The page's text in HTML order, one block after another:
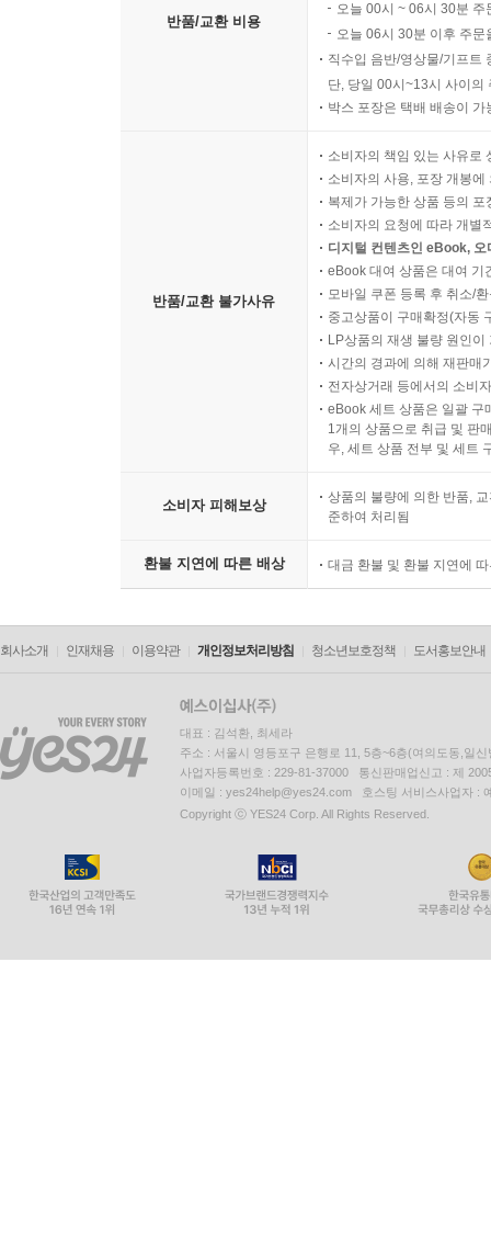
반품/교환 비용
오늘 00시 ~ 06시 30분
오늘 06시 30분 이후 주
직수입 음반/영상물/기프트
단, 당일 00시~13시 사이의
박스 포장은 택배 배송이
반품/교환 불가사유
소비자의 책임 있는 사유로
소비자의 사용, 포장 개봉
복제가 가능한 상품 등의
소비자의 요청에 따라 개별
디지털 컨텐츠인 eBook,
eBook 대여 상품은 대여 기
모바일 쿠폰 등록 후 취소/
중고상품이 구매확정(자동
LP상품의 재생 불량 원인
시간의 경과에 의해 재판매
전자상거래 등에서의 소비
eBook 세트 상품은 일괄 구
1개의 상품으로 취급 및 판
우, 세트 상품 전부 및 세트
소비자 피해보상
상품의 불량에 의한 반품,
준하여 처리됨
환불 지연에 따른 배상 대금 환불 및 환불 지연에
회사소개 인재채용 이용약관 개인정보처리방침 청소년보호정책 도서홍보안내
대표 : 김석환, 최세라
주소 : 서울시 영등포구 은행로 11, 5층~6층(여의도동,일신
사업자등록번호 : 229-81-37000 통신판매업신고 : 제
이메일 : yes24help@yes24.com 호스팅 서비스사업자 :
Copyright ⓒ YES24 Corp. All Rights Reserved.